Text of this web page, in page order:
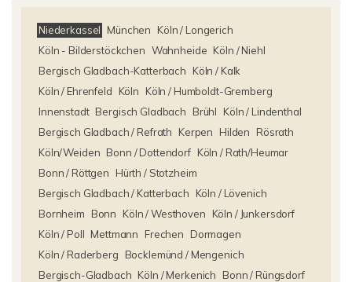
Niederkassel München
Köln / Longerich
Köln - Bilderstöckchen Wahnheide Köln / Niehl
Bergisch Gladbach-Katterbach
Köln / Kalk
Köln / Ehrenfeld
Köln
Köln / Humboldt-Gremberg
Innenstadt Bergisch Gladbach Brühl
Köln / Lindenthal
Bergisch Gladbach / Refrath
Kerpen Hilden
Rösrath
Köln/Weiden Bonn / Dottendorf Köln / Rath/Heumar
Bonn / Röttgen
Hürth / Stotzheim
Bergisch Gladbach / Katterbach
Köln / Lövenich
Bornheim
Bonn Köln / Westhoven
Köln / Junkersdorf
Köln / Poll Mettmann Frechen
Dormagen
Köln / Raderberg
Bocklemünd / Mengenich
Bergisch-Gladbach Köln / Merkenich
Bonn / Rüngsdorf